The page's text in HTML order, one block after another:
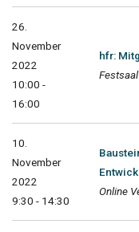
26.
November
2022
10:00 -
16:00
hfr:
10.
November
2022
9:30 - 14:30
Online